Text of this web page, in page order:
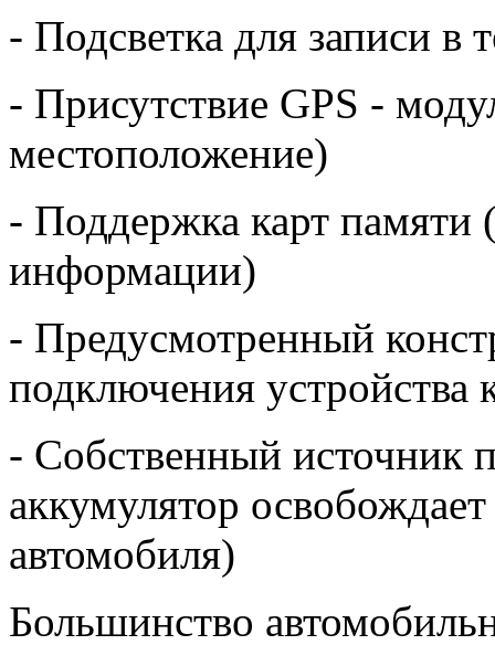
- Подсветка для записи в
- Присутствие GPS -
местоположение)
- Поддержка карт памяти
информации)
- Предусмотренный
подключения устройства
- Собственный источник
аккумулятор
автомобиля)
Большинство